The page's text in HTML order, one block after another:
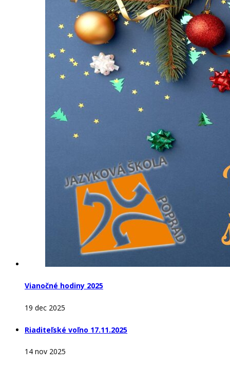
Vianočné hodiny 2025
19 dec 2025
Riaditeľské voľno 17.11.2025
14 nov 2025